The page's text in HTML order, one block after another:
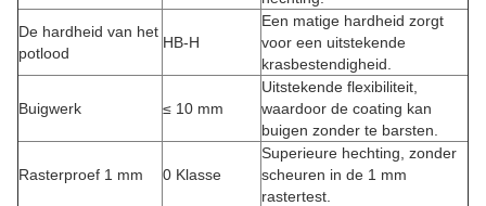
De hardheid van het
potlood
HB-H
Een matige hardheid zorgt
voor een uitstekende
krasbestendigheid.
Buigwerk ≤ 10 mm
Uitstekende flexibiliteit,
waardoor de coating kan
buigen zonder te barsten.
Rasterproef 1 mm 0 Klasse
Superieure hechting, zonder
scheuren in de 1 mm
rastertest.